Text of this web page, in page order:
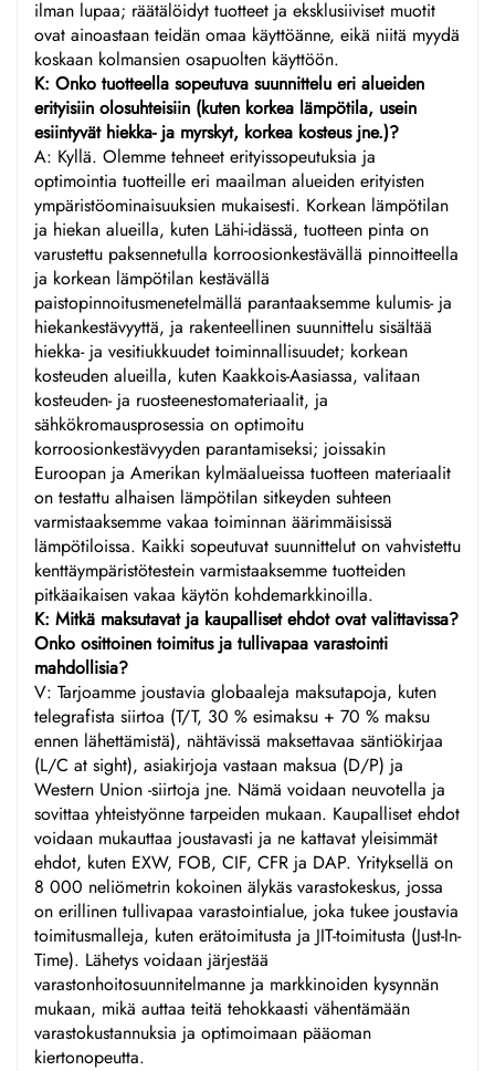
ilman lupaa; räätälöidyt tuotteet ja eksklusiiviset muotit
ovat ainoastaan teidän omaa käyttöänne, eikä niitä myydä
koskaan kolmansien osapuolten käyttöön.
K: Onko tuotteella sopeutuva suunnittelu eri alueiden
erityisiin olosuhteisiin (kuten korkea lämpötila, usein
esiintyvät hiekka- ja myrskyt, korkea kosteus jne.)?
A: Kyllä. Olemme tehneet erityissopeutuksia ja
optimointia tuotteille eri maailman alueiden erityisten
ympäristöominaisuuksien mukaisesti. Korkean lämpötilan
ja hiekan alueilla, kuten Lähi-idässä, tuotteen pinta on
varustettu paksennetulla korroosionkestävällä pinnoitteella
ja korkean lämpötilan kestävällä
paistopinnoitusmenetelmällä parantaaksemme kulumis- ja
hiekankestävyyttä, ja rakenteellinen suunnittelu sisältää
hiekka- ja vesitiukkuudet toiminnallisuudet; korkean
kosteuden alueilla, kuten Kaakkois-Aasiassa, valitaan
kosteuden- ja ruosteenestomateriaalit, ja
sähkökromausprosessia on optimoitu
korroosionkestävyyden parantamiseksi; joissakin
Euroopan ja Amerikan kylmäalueissa tuotteen materiaalit
on testattu alhaisen lämpötilan sitkeyden suhteen
varmistaaksemme vakaa toiminnan äärimmäisissä
lämpötiloissa. Kaikki sopeutuvat suunnittelut on vahvistettu
kenttäympäristötestein varmistaaksemme tuotteiden
pitkäaikaisen vakaa käytön kohdemarkkinoilla.
K: Mitkä maksutavat ja kaupalliset ehdot ovat valittavissa?
Onko osittoinen toimitus ja tullivapaa varastointi
mahdollisia?
V: Tarjoamme joustavia globaaleja maksutapoja, kuten
telegrafista siirtoa (T/T, 30 % esimaksu + 70 % maksu
ennen lähettämistä), nähtävissä maksettavaa säntiökirjaa
(L/C at sight), asiakirjoja vastaan maksua (D/P) ja
Western Union -siirtoja jne. Nämä voidaan neuvotella ja
sovittaa yhteistyönne tarpeiden mukaan. Kaupalliset ehdot
voidaan mukauttaa joustavasti ja ne kattavat yleisimmät
ehdot, kuten EXW, FOB, CIF, CFR ja DAP. Yrityksellä on
8 000 neliömetrin kokoinen älykäs varastokeskus, jossa
on erillinen tullivapaa varastointialue, joka tukee joustavia
toimitusmalleja, kuten erätoimitusta ja JIT-toimitusta (Just-In-
Time). Lähetys voidaan järjestää
varastonhoitosuunnitelmanne ja markkinoiden kysynnän
mukaan, mikä auttaa teitä tehokkaasti vähentämään
varastokustannuksia ja optimoimaan pääoman
kiertonopeutta.